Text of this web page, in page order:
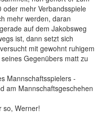
oder mehr Verbandsspiele
mehr werden, daran
auf dem Jakobsweg
ist, dann setzt sich
mit gewohnt ruhigem
Gegenübers matt zu
Mannschaftsspielers -
am Mannschaftsgeschehen
so, Werner!